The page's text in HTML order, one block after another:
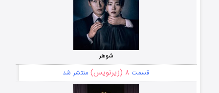
شوهر
قسمت ۸ (زیرنویس) منتشر شد